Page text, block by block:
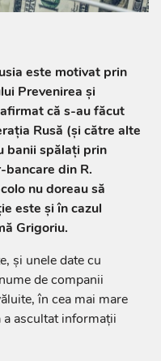
este motivat prin
Prevenirea și
că s-au făcut
Rusă (și către alte
banii spălați prin
din R.
nu doreau să
este și în cazul
Grigoriu.
și unele date cu
de companii
în cea mai mare
ascultat informații